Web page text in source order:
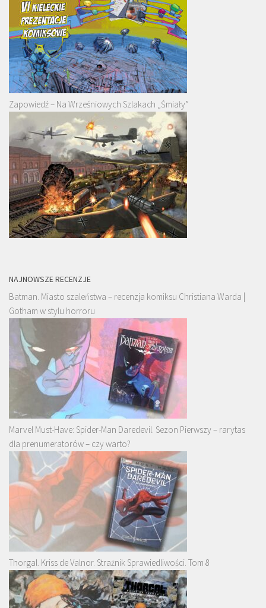
Zapowiedź – Na Wrześniowych Szlakach „Śmiały”
NAJNOWSZE RECENZJE
Batman. Miasto szaleństwa – recenzja komiksu Christiana Warda |
Gotham w stylu horroru
Marvel Must-Have: Spider-Man Daredevil. Sezon Pierwszy – rarytas
dla prenumeratorów – czy warto?
Thorgal. Kriss de Valnor. Strażnik Sprawiedliwości. Tom 8